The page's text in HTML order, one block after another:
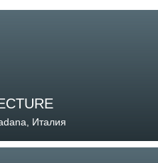
Италия